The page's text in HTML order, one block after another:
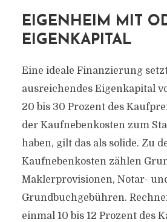
EIGENHEIM MIT
EIGENKAPITAL
Eine ideale Finanzierung
ausreichendes Eigenkapital
20 bis 30 Prozent des
der Kaufnebenkosten zum
haben, gilt das als solide. Zu
Kaufnebenkosten zählen
Maklerprovisionen, Notar-
Grundbuchgebühren.
einmal 10 bis 12 Prozent des